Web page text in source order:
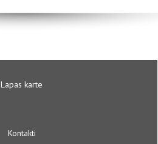
Lapas karte
Kontakti